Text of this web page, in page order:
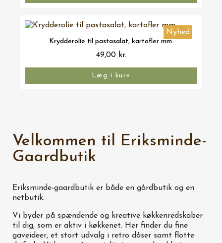
Vis her
Nyhed
Krydderolie til pastasalat, kartofler mm.
49,00 kr.
Læg i kurv
Velkommen til Eriksminde-
Gaardbutik
Eriksminde-gaardbutik er både en gårdbutik og en
netbutik.
Vi byder på spændende og kreative køkkenredskaber
til dig, som er aktiv i køkkenet. Her finder du fine
gaveideer, et stort udvalg i retro dåser samt flotte